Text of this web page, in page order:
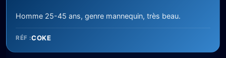
Homme 25-45 ans, genre mannequin, très beau.
RÉF :COKE